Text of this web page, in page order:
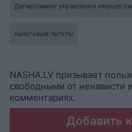
Департамент управления
налоговые льготы
NASHA.LV призывает
свободными от ненависти
комментариях.
Добавить